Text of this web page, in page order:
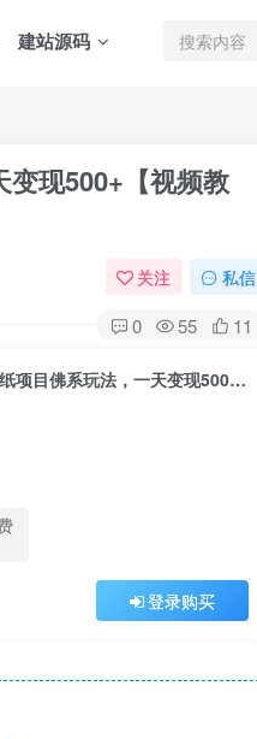
建站源码
现500+【视频教
关注 私信
0 55 11
零成本零门槛赚钱项目：抖音快手壁纸项目佛系玩法，一天变现500+【视频教程】
登录购买